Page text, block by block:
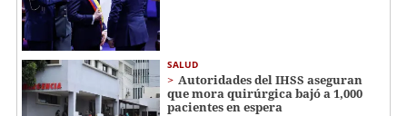
SALUD
Autoridades del IHSS aseguran
que mora quirúrgica bajó a 1,000
pacientes en espera